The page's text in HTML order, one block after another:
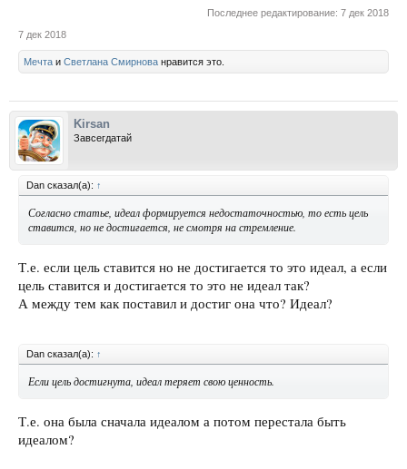
Последнее редактирование: 7 дек 2018
7 дек 2018
Мечта и Светлана Смирнова нравится это.
Kirsan
Завсегдатай
Dan сказал(а): ↑
Согласно статье, идеал формируется недостаточностью, то есть цель
ставится, но не достигается, не смотря на стремление.
Т.е. если цель ставится но не достигается то это идеал, а если
цель ставится и достигается то это не идеал так?
А между тем как поставил и достиг она что? Идеал?
Dan сказал(а): ↑
Если цель достигнута, идеал теряет свою ценность.
Т.е. она была сначала идеалом а потом перестала быть
идеалом?